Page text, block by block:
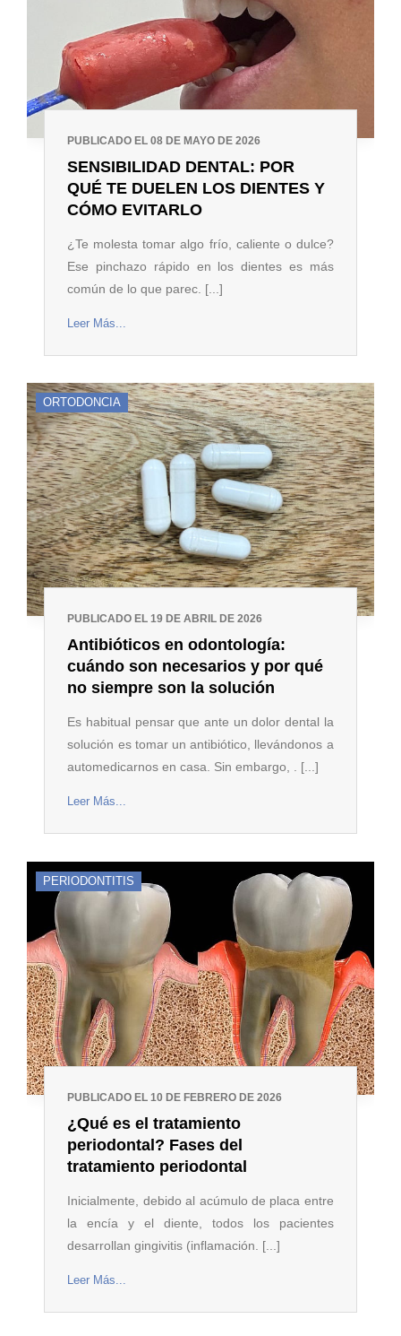
PUBLICADO EL 08 DE MAYO DE 2026
SENSIBILIDAD DENTAL: POR
QUÉ TE DUELEN LOS DIENTES Y
CÓMO EVITARLO
¿Te molesta tomar algo frío, caliente o dulce?
Ese pinchazo rápido en los dientes es más
común de lo que parec. [...]
Leer Más...
ORTODONCIA
PUBLICADO EL 19 DE ABRIL DE 2026
Antibióticos en odontología:
cuándo son necesarios y por qué
no siempre son la solución
Es habitual pensar que ante un dolor dental la
solución es tomar un antibiótico, llevándonos a
automedicarnos en casa. Sin embargo, . [...]
Leer Más...
PERIODONTITIS
PUBLICADO EL 10 DE FEBRERO DE 2026
¿Qué es el tratamiento
periodontal? Fases del
tratamiento periodontal
Inicialmente, debido al acúmulo de placa entre
la encía y el diente, todos los pacientes
desarrollan gingivitis (inflamación. [...]
Leer Más...